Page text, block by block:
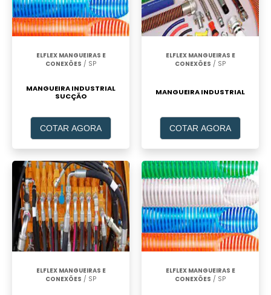
ELFLEX MANGUEIRAS E
CONEXÕES / SP
MANGUEIRA INDUSTRIAL
SUCÇÃO
COTAR AGORA
ELFLEX MANGUEIRAS E
CONEXÕES / SP
MANGUEIRA INDUSTRIAL
COTAR AGORA
ELFLEX MANGUEIRAS E
CONEXÕES / SP
ELFLEX MANGUEIRAS E
CONEXÕES / SP